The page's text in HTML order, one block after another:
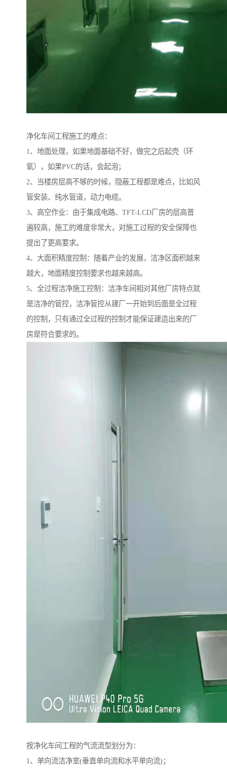
净化车间工程施工的难点：
1、地面处理，如果地面基础不好，做完之后起壳（环
氧），如果PVC的话，会起泡；
2、当楼房层高不够的时候，隐蔽工程都是难点，比如风
管安装、纯水管道，动力电缆。
3、高空作业：由于集成电路、TFT-LCD厂房的层高普
遍较高，施工的难度非常大，对施工过程的安全保障也
提出了更高要求。
4、大面积精度控制：随着产业的发展，洁净区面积越来
越大，地面精度控制要求也越来越高。
5、全过程洁净施工控制：洁净车间相对其他厂房特点就
是洁净的管控，洁净管控从建厂一开始到后面是全过程
的控制，只有通过全过程的控制才能保证建造出来的厂
房是符合要求的。
按净化车间工程的气流流型划分为：
1、单向流洁净室(垂直单向流和水平单向流)；